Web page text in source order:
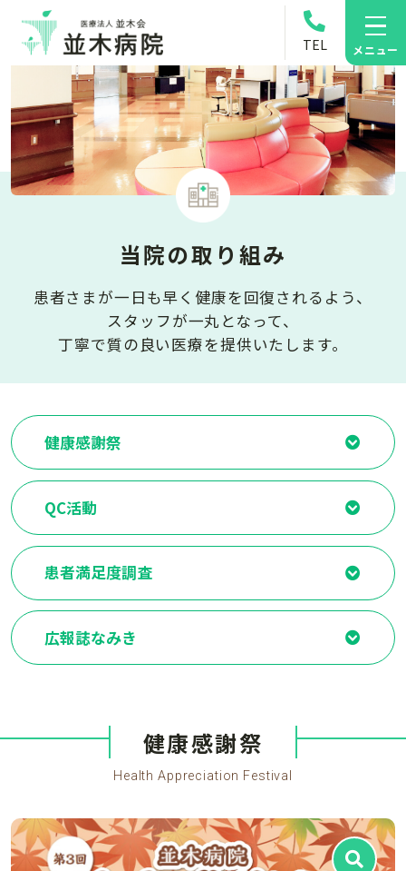
TEL メニュー
当院の取り組み
患者さまが一日も早く健康を回復されるよう、
スタッフが一丸となって、
丁寧で質の良い医療を提供いたします。
健康感謝祭
QC活動
患者満足度調査
広報誌なみき
健康感謝祭
Health Appreciation Festival